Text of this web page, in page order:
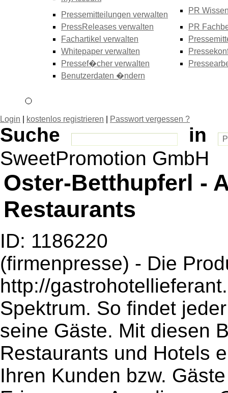
Pressemitteilungen verwalten
PressReleases verwalten
Fachartikel verwalten
Whitepaper verwalten
Pressef�cher verwalten
Benutzerdaten �ndern
PR
PR
Login kostenlos registrieren Passwort vergessen ?
Suche
in
SweetPromotion GmbH
Oster-Betthupferl -
Restaurants
ID: 1186220
(firmenpresse) - Die
http://
Spektrum. So findet
seine Gäste. Mit diesen
Restaurants und Hotels
Ihren Kunden bzw.